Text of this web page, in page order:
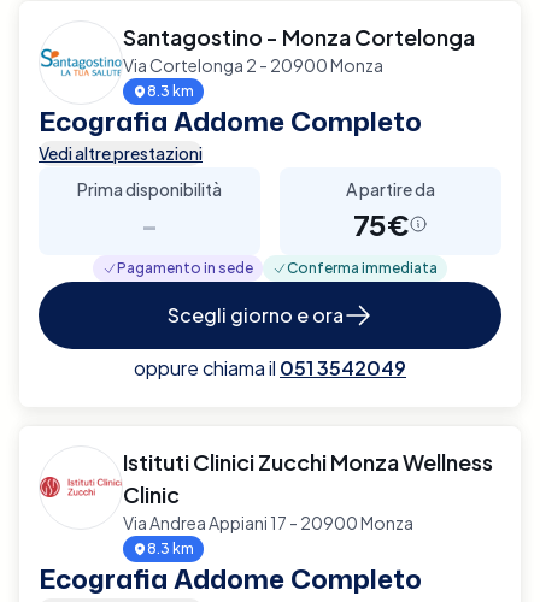
Santagostino - Monza Cortelonga
Via Cortelonga 2 - 20900 Monza
8.3 km
Ecografia Addome Completo
Vedi altre prestazioni
Prima disponibilità
-
A partire da
75€
Pagamento in sede Conferma immediata
Scegli giorno e ora
oppure chiama il 051 3542049
Istituti Clinici Zucchi Monza Wellness
Clinic
Via Andrea Appiani 17 - 20900 Monza
8.3 km
Ecografia Addome Completo